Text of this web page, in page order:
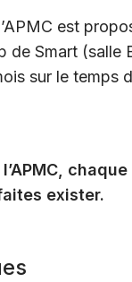
est
de Smart (salle
sur le temps
chaque
exister.